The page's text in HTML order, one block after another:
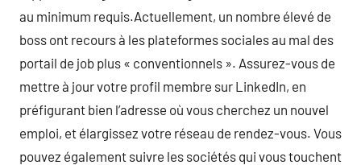
au minimum requis.Actuellement, un nombre élevé de
boss ont recours à les plateformes sociales au mal des
portail de job plus « conventionnels ». Assurez-vous de
mettre à jour votre profil membre sur LinkedIn, en
préfigurant bien l’adresse où vous cherchez un nouvel
emploi, et élargissez votre réseau de rendez-vous. Vous
pouvez également suivre les sociétés qui vous touchent